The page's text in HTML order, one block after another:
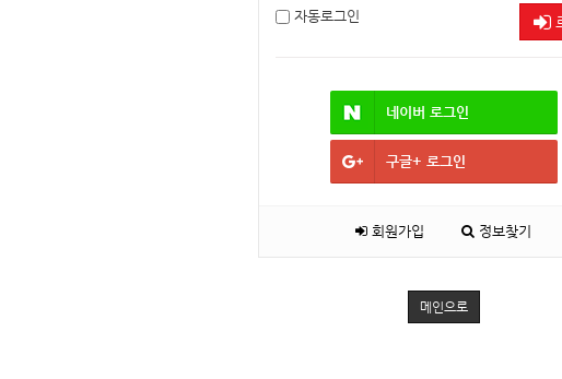
자동로그인
네이버 로그인
구글+ 로그인
회원가입 정보찾기
메인으로